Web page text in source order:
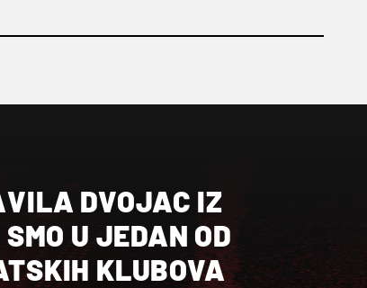
DVOJAC IZ
U JEDAN OD
KLUBOVA